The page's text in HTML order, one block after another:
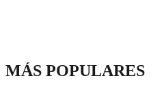
MÁS POPULARES